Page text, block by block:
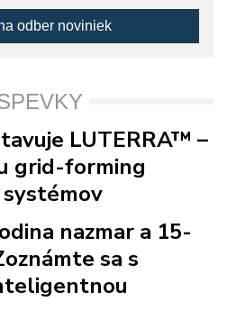
odber noviniek
LUTERRA™ –
grid-forming
nazmar a 15-
sa s